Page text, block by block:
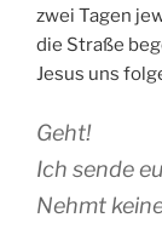
zwei Tagen
die Straße
Jesus uns
Geht!
Ich sende
Nehmt